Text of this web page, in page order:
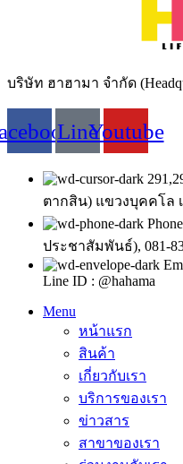
บริษัท ฮาฮามา จำกัด
LineYoutube
ตากสิน) แขวงบุคคโล
ประชาสัมพันธ์), 081-
Line ID : @hahama
Menu
หน้าแรก
สินค้า
เกี่ยวกับเรา
บริการของเรา
ข่าวสาร
สาขาของเรา